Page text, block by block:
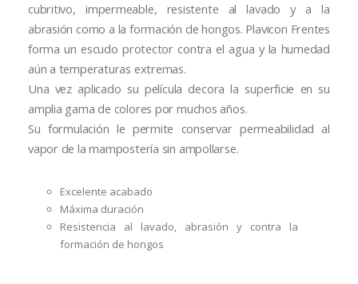
cubritivo, impermeable, resistente al lavado y a la
abrasión como a la formación de hongos. Plavicon Frentes
forma un escudo protector contra el agua y la humedad
aún a temperaturas extremas.
Una vez aplicado su película decora la superficie en su
amplia gama de colores por muchos años.
Su formulación le permite conservar permeabilidad al
vapor de la mampostería sin ampollarse.
Excelente acabado
Máxima duración
Resistencia al lavado, abrasión y contra la
formación de hongos